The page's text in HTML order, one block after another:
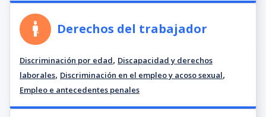
Derechos del trabajador
Discriminación por edad, Discapacidad y derechos
laborales, Discriminación en el empleo y acoso sexual,
Empleo e antecedentes penales